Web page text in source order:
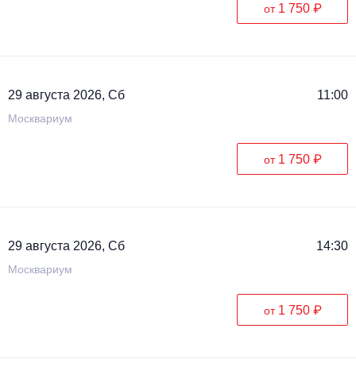
от 1 750 ₽
29 августа 2026, Сб 11:00
Москвариум
от 1 750 ₽
29 августа 2026, Сб 14:30
Москвариум
от 1 750 ₽